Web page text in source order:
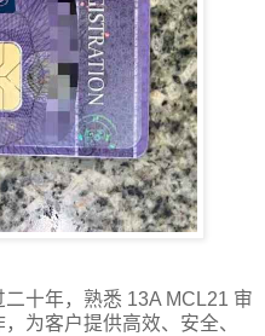
十年，熟悉 13A MCL21 审
为客户提供高效、安全、